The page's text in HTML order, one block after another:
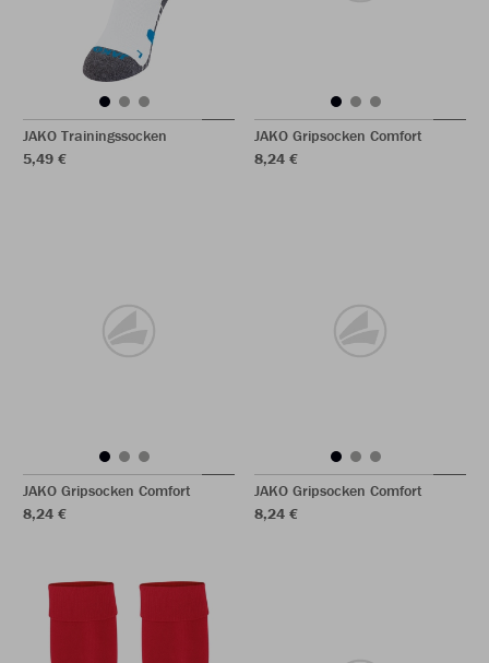
JAKO Trainingssocken
5,49 €
JAKO Gripsocken Comfort
8,24 €
JAKO Gripsocken Comfort
8,24 €
JAKO Gripsocken Comfort
8,24 €